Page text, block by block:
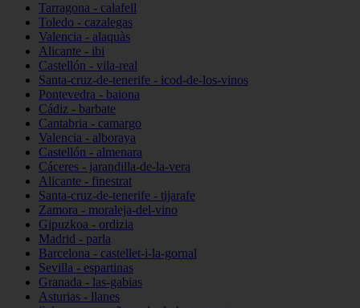
Tarragona - calafell
Toledo - cazalegas
Valencia - alaquàs
Alicante - ibi
Castellón - vila-real
Santa-cruz-de-tenerife - icod-de-los-vinos
Pontevedra - baiona
Cádiz - barbate
Cantabria - camargo
Valencia - alboraya
Castellón - almenara
Cáceres - jarandilla-de-la-vera
Alicante - finestrat
Santa-cruz-de-tenerife - tijarafe
Zamora - moraleja-del-vino
Gipuzkoa - ordizia
Madrid - parla
Barcelona - castellet-i-la-gornal
Sevilla - espartinas
Granada - las-gabias
Asturias - llanes